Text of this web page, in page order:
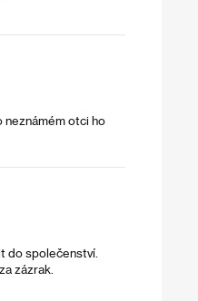
neznámém otci ho
do společenství.
zázrak.